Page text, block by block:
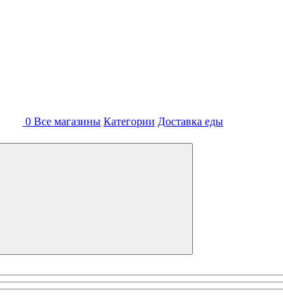
0 Все магазины Категории Доставка еды